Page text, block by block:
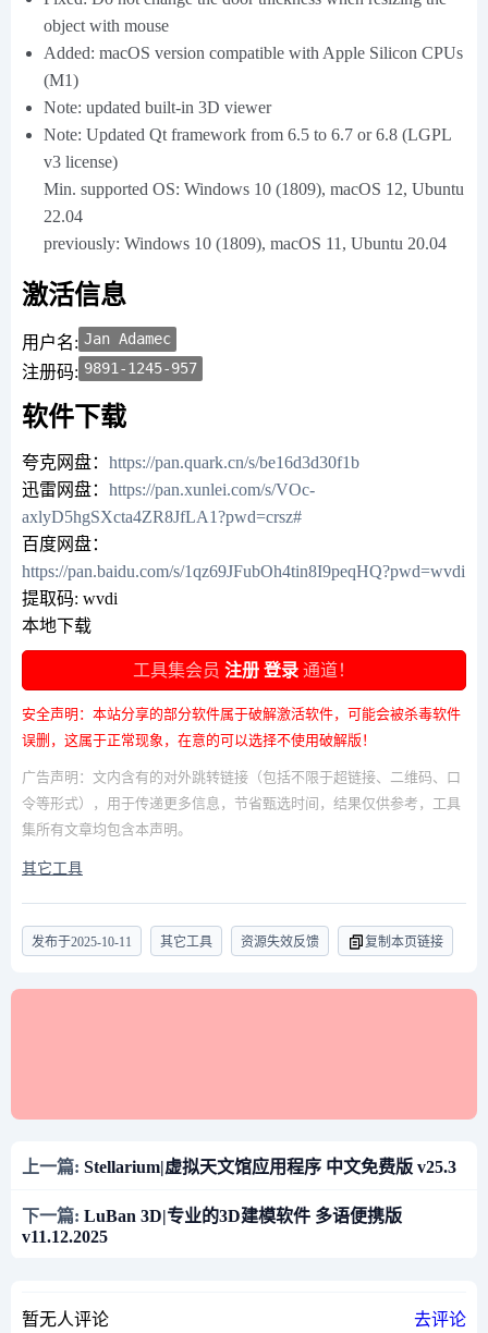
object with mouse
Added: macOS version compatible with Apple Silicon CPUs
(M1)
Note: updated built-in 3D viewer
Note: Updated Qt framework from 6.5 to 6.7 or 6.8 (LGPL
v3 license)
Min. supported OS: Windows 10 (1809), macOS 12, Ubuntu
22.04
previously: Windows 10 (1809), macOS 11, Ubuntu 20.04
激活信息
用户名: Jan Adamec
注册码: 9891-1245-957
软件下载
夸克网盘： https://pan.quark.cn/s/be16d3d30f1b
迅雷网盘： https://pan.xunlei.com/s/VOc-
axlyD5hgSXcta4ZR8JfLA1?pwd=crsz#
百度网盘：
https://pan.baidu.com/s/1qz69JFubOh4tin8I9peqHQ?pwd=wvdi
提取码: wvdi
本地下载
工具集会员 注册 登录 通道！
安全声明：本站分享的部分软件属于破解激活软件，可能会被杀毒软件
误删，这属于正常现象，在意的可以选择不使用破解版！
广告声明：文内含有的对外跳转链接（包括不限于超链接、二维码、口
令等形式），用于传递更多信息，节省甄选时间，结果仅供参考，工具
集所有文章均包含本声明。
其它工具
发布于2025-10-11 其它工具 资源失效反馈 复制本页链接
上一篇: Stellarium|虚拟天文馆应用程序 中文免费版 v25.3
下一篇: LuBan 3D|专业的3D建模软件 多语便携版
v11.12.2025
暂无人评论 去评论